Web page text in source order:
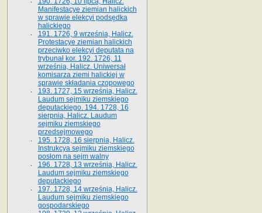
Manifestacye ziemian halickich
w sprawie elekcyi podsędka
halickiego
191. 1726, 9 września, Halicz.
Protestacye ziemian halickich
przeciwko elekcyi deputata na
trybunał kor. 192. 1726, 11
września, Halicz. Uniwersał
komisarza ziemi halickiej w
sprawie składania czopowego
193. 1727, 15 września, Halicz.
Laudum sejmiku ziemskiego
deputackiego. 194. 1728, 16
sierpnia, Halicz. Laudum
sejmiku ziemskiego
przedsejmowego
195. 1728, 16 sierpnia, Halicz.
Instrukcya sejmiku ziemskiego
posłom na sejm walny
196. 1728, 13 września, Halicz.
Laudum sejmiku ziemskiego
deputackiego
197. 1728, 14 września, Halicz.
Laudum sejmiku ziemskiego
gospodarskiego